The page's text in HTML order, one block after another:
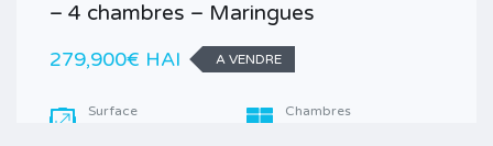
– 4 chambres – Maringues
279,900€ HAI
A VENDRE
Surface Chambres